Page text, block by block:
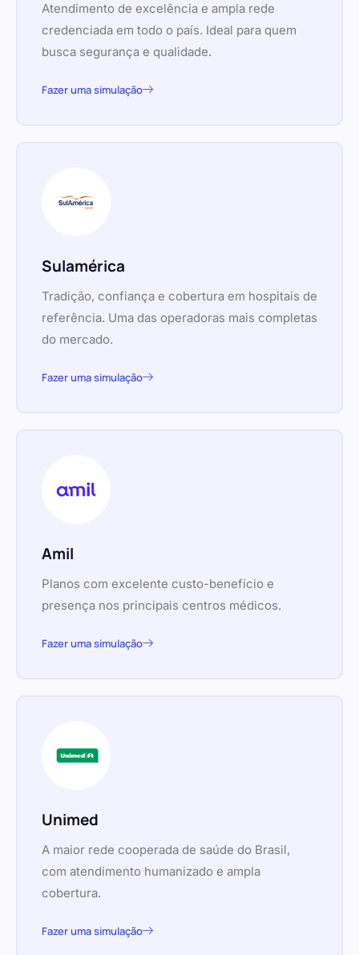
Atendimento de excelência e ampla rede
credenciada em todo o país. Ideal para quem
busca segurança e qualidade.
Fazer uma simulação
Sulamérica
Tradição, confiança e cobertura em hospitais de
referência. Uma das operadoras mais completas
do mercado.
Fazer uma simulação
Amil
Planos com excelente custo-benefício e
presença nos principais centros médicos.
Fazer uma simulação
Unimed
A maior rede cooperada de saúde do Brasil,
com atendimento humanizado e ampla
cobertura.
Fazer uma simulação